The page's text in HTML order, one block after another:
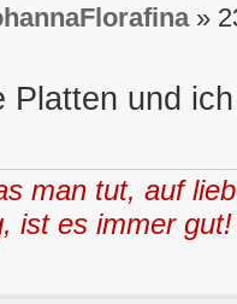
»
Platten und
man tut, auf
ist es immer gut!